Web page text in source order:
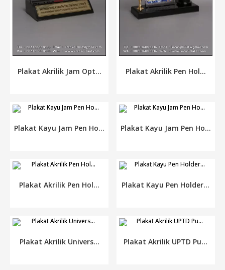
Plakat Akrilik Jam Opt... Plakat Akrilik Pen Hol...
Plakat Kayu Jam Pen Ho... Plakat Kayu Jam Pen Ho...
Plakat Akrilik Pen Hol... Plakat Kayu Pen Holder...
Plakat Akrilik Univers... Plakat Akrilik UPTD Pu...